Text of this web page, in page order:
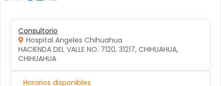
Consultorio
Hospital Angeles Chihuahua
HACIENDA DEL VALLE NO. 7120, 31217, CHIHUAHUA,
CHIHUAHUA
Horarios disponibles